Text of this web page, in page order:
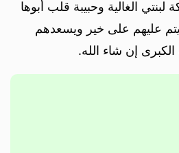
لبنتي الغالية وحبيبة قلب أبوها
يتم عليهم على خير ويسعدهم
إن شاء الله.